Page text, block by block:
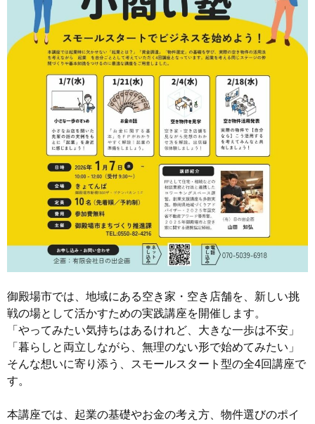
御殿場市では、地域にある空き家・空き店舗を、新しい挑
戦の場として活かすための実践講座を開催します。
「やってみたい気持ちはあるけれど、大きな一歩は不安」
「暮らしと両立しながら、無理のない形で始めてみたい」
そんな想いに寄り添う、スモールスタート型の全4回講座で
す。
本講座では、起業の基礎やお金の考え方、物件選びのポイ